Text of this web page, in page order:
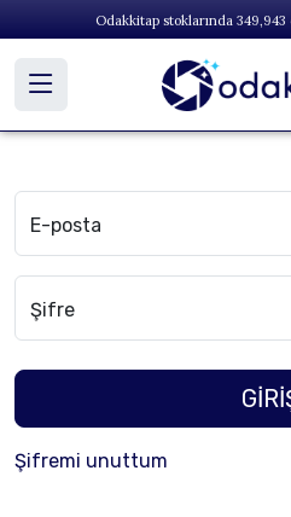
Odakkitap stoklarında 349,943
E-posta
Şifre
Şifremi unuttum